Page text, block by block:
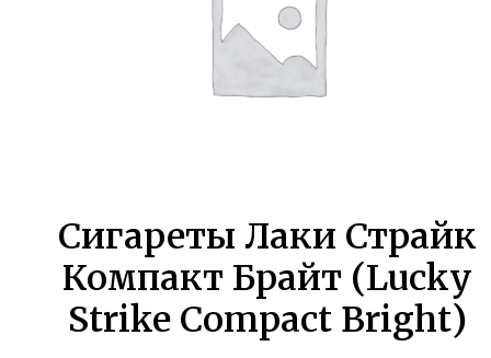
Сигареты Лаки Страйк
Компакт Брайт (Lucky
Strike Compact Bright)